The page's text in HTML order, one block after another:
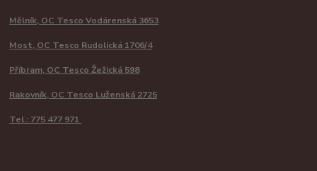
Mělník, OC Tesco Vodárenská 3653
Most, OC Tesco Rudolická 1706/4
Příbram, OC Tesco Žežická 598
Rakovník, OC Tesco Luženská 2725
Tel.: 775 477 971